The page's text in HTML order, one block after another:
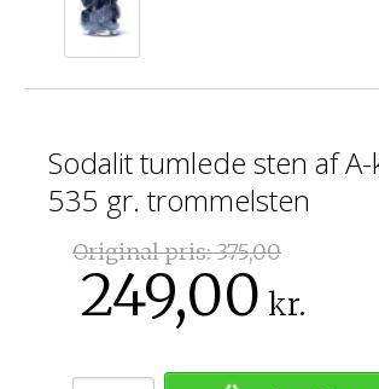
Sodalit tumlede sten af ​​A-
535 gr. trommelsten
Original pris:375,00
249,00 kr.